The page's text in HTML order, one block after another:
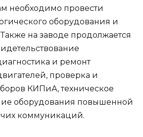
необходимо провести
оборудования и
на заводе продолжается
и ремонт
проверка и
КИПиА, техническое
оборудования повышенной
коммуникаций.